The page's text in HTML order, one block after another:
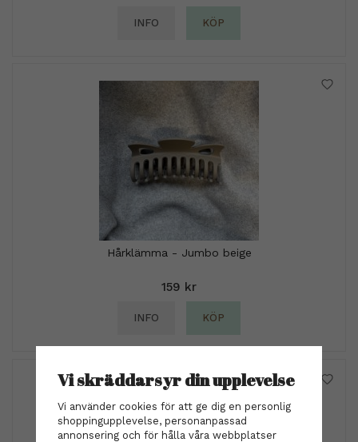
INFO KÖP
Hårklämma - Jumbo beige
159 kr
INFO KÖP
Vi skräddarsyr din upplevelse
Vi använder cookies för att ge dig en personlig
shoppingupplevelse, personanpassad
annonsering och för hålla våra webbplatser